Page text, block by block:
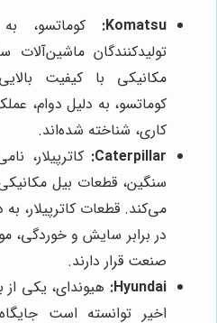
Komatsu:
کوماتسو،
تولیدکنندگان
مکانیکی با کیفیت
کوماتسو، به دلیل دوام،
کاری، شناخته شده‌اند.
Caterpillar: کاترپیلار،
سنگین، قطعات بیل مکانیکی
می‌کند. قطعات کاترپیلار،
در برابر سایش و خوردگی،
صنعت قرار دارند.
Hyundai: هیوندای، یکی
اخیر توانسته است